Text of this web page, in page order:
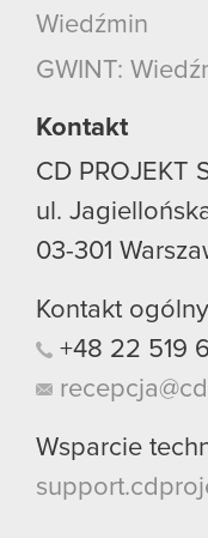
Wiedźmin
GWINT:
Kontakt
CD PROJEKT
ul.
03-301
Kontakt
+48 22 519
Wsparcie